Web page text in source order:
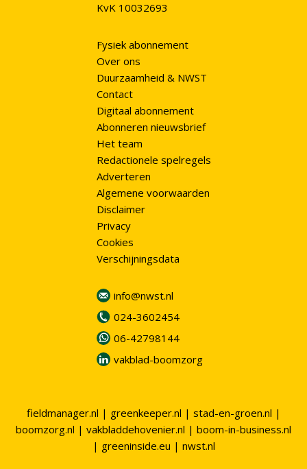
KvK 10032693
Fysiek abonnement
Over ons
Duurzaamheid & NWST
Contact
Digitaal abonnement
Abonneren nieuwsbrief
Het team
Redactionele spelregels
Adverteren
Algemene voorwaarden
Disclaimer
Privacy
Cookies
Verschijningsdata
info@nwst.nl
024-3602454
06-42798144
vakblad-boomzorg
fieldmanager.nl | greenkeeper.nl | stad-en-groen.nl |
boomzorg.nl | vakbladdehovenier.nl | boom-in-business.nl
| greeninside.eu | nwst.nl